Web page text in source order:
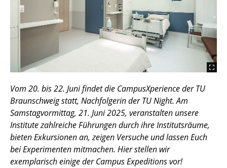
Vom 20. bis 22. Juni findet die CampusXperience der TU
Braunschweig statt, Nachfolgerin der TU Night. Am
Samstagvormittag, 21. Juni 2025, veranstalten unsere
Institute zahlreiche Führungen durch ihre Institutsräume,
bieten Exkursionen an, zeigen Versuche und lassen Euch
bei Experimenten mitmachen. Hier stellen wir
exemplarisch einige der Campus Expeditions vor!